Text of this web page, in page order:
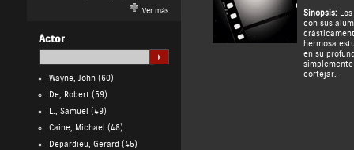
Ver más
Actor
Wayne, John(60)
De, Robert(59)
L., Samuel (49)
Caine, Michael (48)
Depardieu, Gérard (45)
Sinopsis:Los
con sus
hermosa
en su
cortejar.